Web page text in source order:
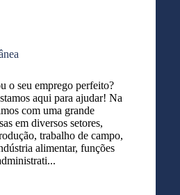
o seu emprego perfeito?
aqui para ajudar! Na
com uma grande
em diversos setores,
trabalho de campo,
alimentar, funções